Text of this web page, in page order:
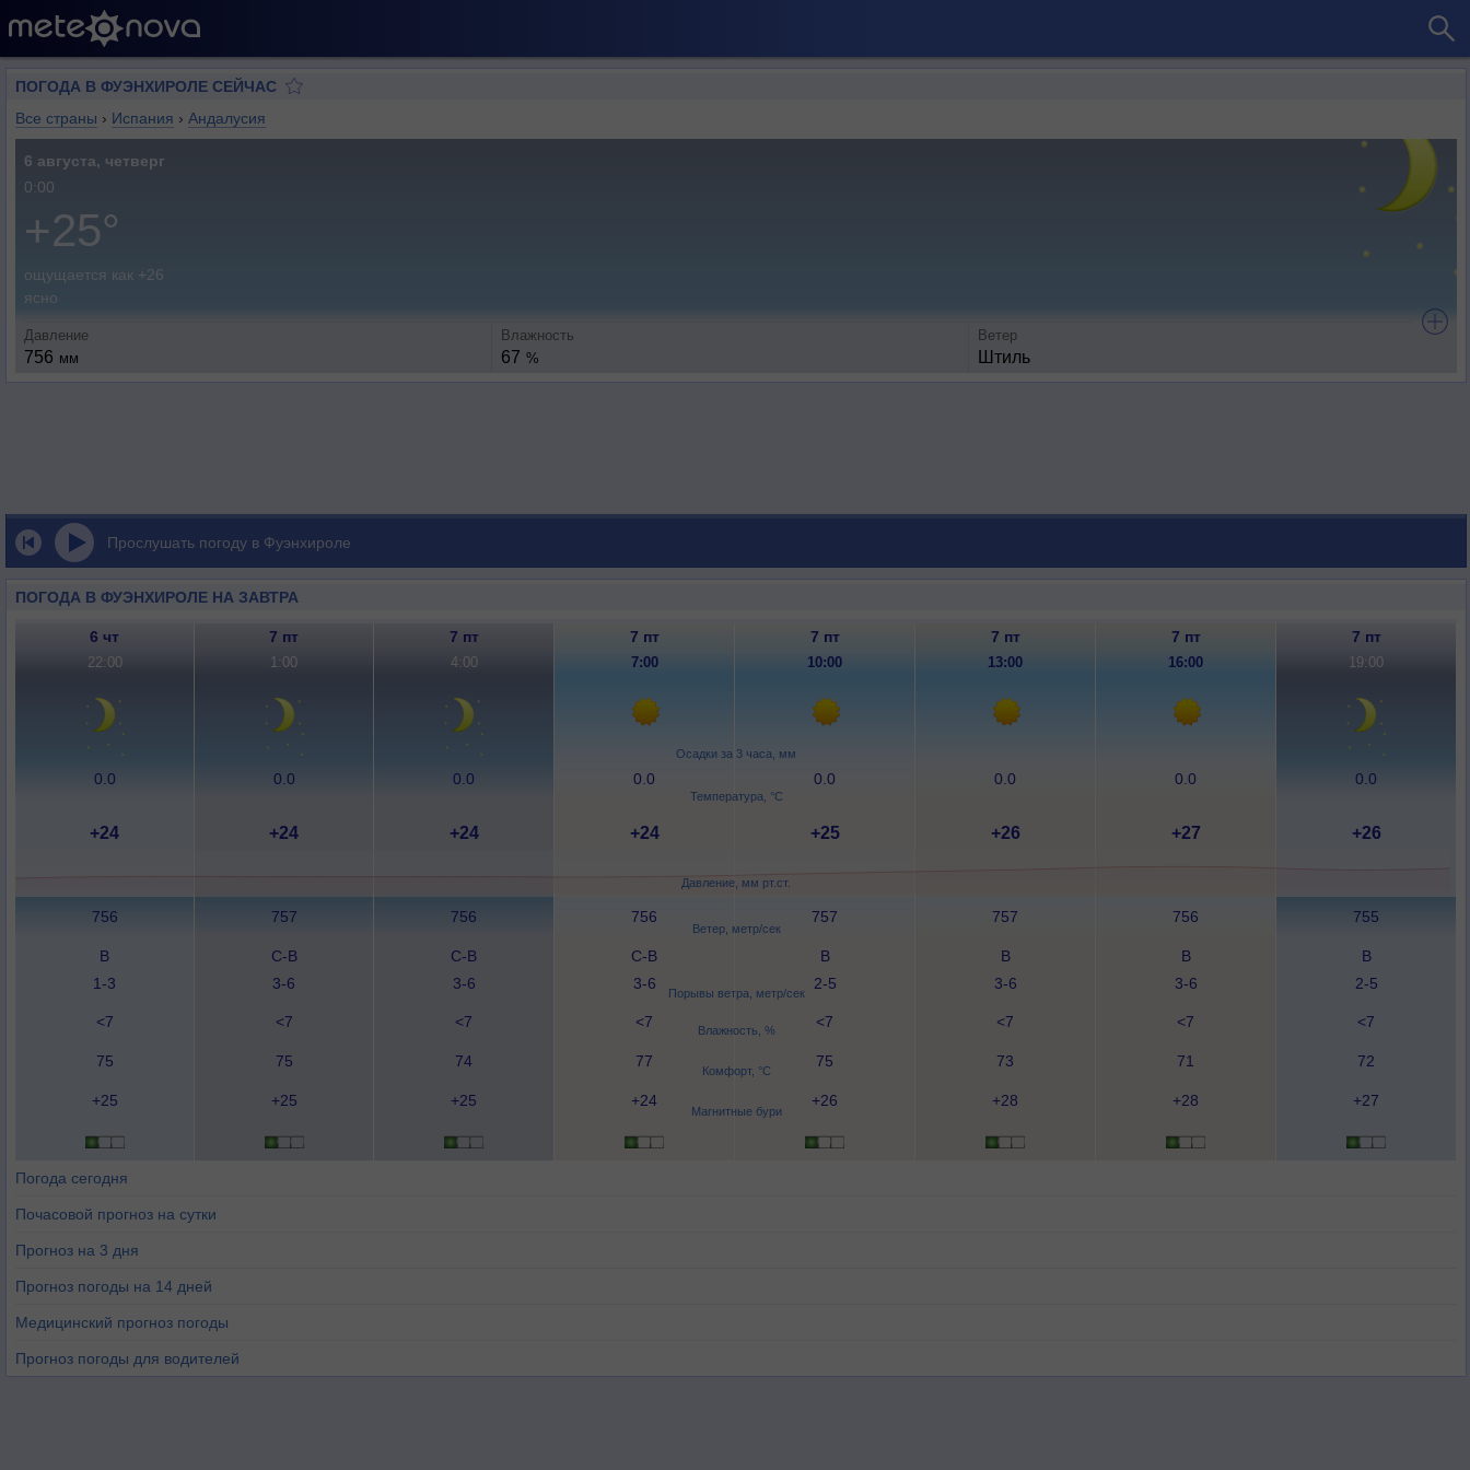
ПОГОДА В ФУЭНХИРОЛЕ СЕЙЧАС
Все страны › Испания › Андалусия
6 августа, четверг
0:00
+25°
ощущается как +26
ясно
Давление
756 мм
Влажность
67 %
Ветер
Штиль
Прослушать погоду в Фуэнхироле
ПОГОДА В ФУЭНХИРОЛЕ НА ЗАВТРА
Осадки за 3 часа, мм
Температура, °C
Давление, мм рт.ст.
Ветер, метр/сек
Порывы ветра, метр/сек
Влажность, %
Комфорт, °C
Магнитные бури
6 чт 7 пт 7 пт 7 пт 7 пт 7 пт 7 пт 7 пт
22:00 1:00 4:00 7:00 10:00 13:00 16:00 19:00
0.0 0.0 0.0 0.0 0.0 0.0 0.0 0.0
+24 +24 +24 +24 +25 +26 +27 +26
756 757 756 756 757 757 756 755
В
1-3
С-В
3-6
С-В
3-6
С-В
3-6
В
2-5
В
3-6
В
3-6
В
2-5
<7 <7 <7 <7 <7 <7 <7 <7
75 75 74 77 75 73 71 72
+25 +25 +25 +24 +26 +28 +28 +27
Погода сегодня
Почасовой прогноз на сутки
Прогноз на 3 дня
Прогноз погоды на 14 дней
Медицинский прогноз погоды
Прогноз погоды для водителей